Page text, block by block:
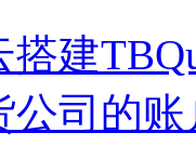
建
公司的账